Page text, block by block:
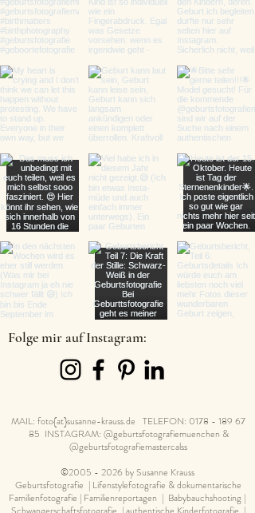
Folge mir auf Instagram:
MAIL: foto{at}susanne-krauss.de TELEFON: 0178 - 189 67
85 INSTAGRAM: @geburtsfotografiemuenchen &
@geburtsfotografiemastercalss
©2005 - 2026 by Susanne Krauss
Geburtsfotografie | Lifenstylefotografie & dokumentarische
Familienfotografie | Familienreportagen | Babybauchshooting |